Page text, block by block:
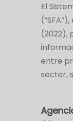
El
(2022),
entre
sector,